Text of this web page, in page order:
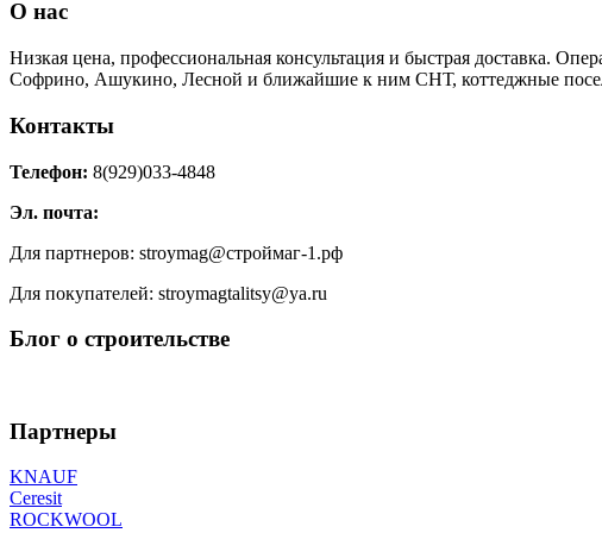
О нас
Низкая цена, профессиональная консультация и быстрая доставка.
Софрино, Ашукино, Лесной и ближайшие к ним СНТ, коттеджные
Контакты
Телефон: 8(929)033-4848
Эл. почта:
Для партнеров: stroymag@строймаг-1.рф
Для покупателей: stroymagtalitsy@ya.ru
Блог о строительстве
Партнеры
KNAUF
Ceresit
ROCKWOOL